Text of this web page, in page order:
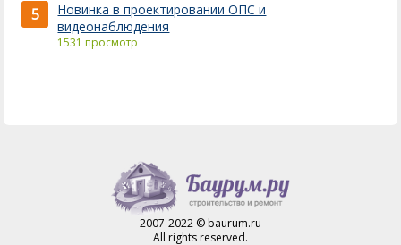
5
Новинка в проектировании ОПС и
видеонаблюдения
1531 просмотр
2007-2022 © baurum.ru
All rights reserved.